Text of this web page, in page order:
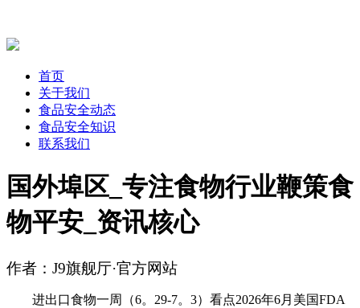
首页
关于我们
食品安全动态
食品安全知识
联系我们
国外埠区_专注食物行业鞭策食
物平安_资讯核心
作者：J9旗舰厅·官方网站
进出口食物一周（6。29-7。3）看点2026年6月美国FDA